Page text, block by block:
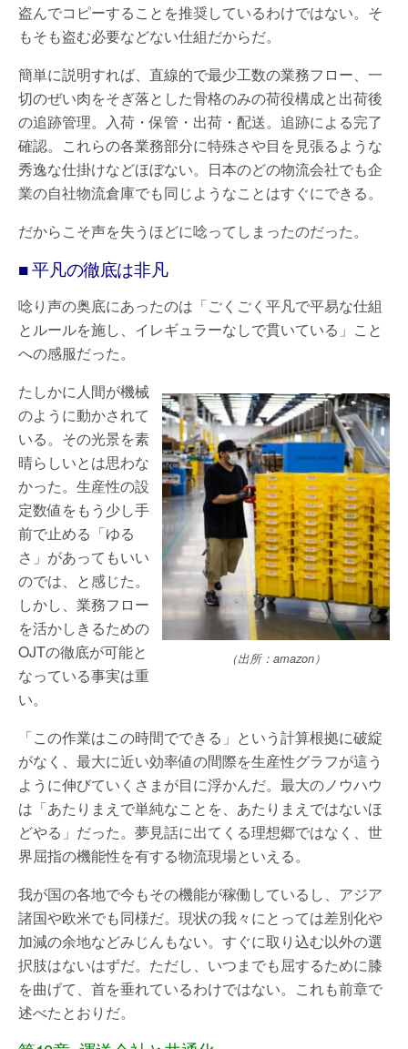
盗んでコピーすることを推奨しているわけではない。そ
もそも盗む必要などない仕組だからだ。
簡単に説明すれば、直線的で最少工数の業務フロー、一
切のぜい肉をそぎ落とした骨格のみの荷役構成と出荷後
の追跡管理。入荷・保管・出荷・配送。追跡による完了
確認。これらの各業務部分に特殊さや目を見張るような
秀逸な仕掛けなどほぼない。日本のどの物流会社でも企
業の自社物流倉庫でも同じようなことはすぐにできる。
だからこそ声を失うほどに唸ってしまったのだった。
■ 平凡の徹底は非凡
唸り声の奥底にあったのは「ごくごく平凡で平易な仕組
とルールを施し、イレギュラーなしで貫いている」こと
への感服だった。
（出所：amazon）
たしかに人間が機械
のように動かされて
いる。その光景を素
晴らしいとは思わな
かった。生産性の設
定数値をもう少し手
前で止める「ゆる
さ」があってもいい
のでは、と感じた。
しかし、業務フロー
を活かしきるための
OJTの徹底が可能と
なっている事実は重
い。
「この作業はこの時間でできる」という計算根拠に破綻
がなく、最大に近い効率値の間際を生産性グラフが這う
ように伸びていくさまが目に浮かんだ。最大のノウハウ
は「あたりまえで単純なことを、あたりまえではないほ
どやる」だった。夢見話に出てくる理想郷ではなく、世
界屈指の機能性を有する物流現場といえる。
我が国の各地で今もその機能が稼働しているし、アジア
諸国や欧米でも同様だ。現状の我々にとっては差別化や
加減の余地などみじんもない。すぐに取り込む以外の選
択肢はないはずだ。ただし、いつまでも屈するために膝
を曲げて、首を垂れているわけではない。これも前章で
述べたとおりだ。